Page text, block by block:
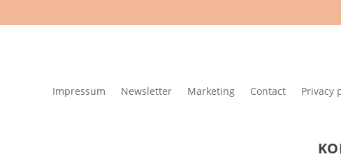
Impressum Newsletter Marketing Contact Privacy